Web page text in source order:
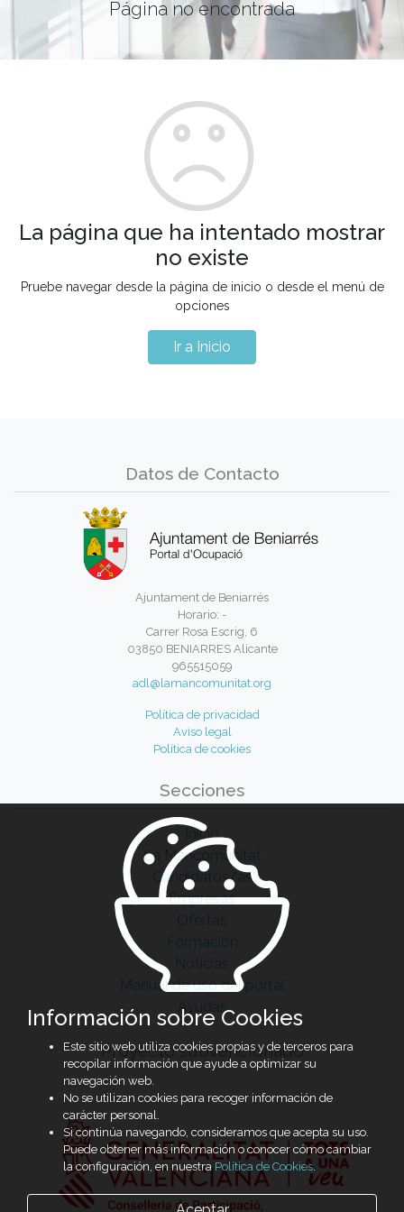
Página no encontrada
La página que ha intentado mostrar
no existe
Pruebe navegar desde la página de inicio o desde el menú de
opciones
Ir a Inicio
Datos de Contacto
Ajuntament de Beniarrés
Horario: -
Carrer Rosa Escrig, 6
03850 BENIARRES Alicante
965515059
adl@lamancomunitat.org
Política de privacidad
Aviso legal
Política de cookies
Secciones
Inicio
La Mancomunitat
Candidatos/as
Empresas
Ofertas
Formación
Noticias
Manual de uso del portal
Ayudas
Proyecto subvencionado
Información sobre Cookies
Este sitio web utiliza cookies propias y de terceros para
recopilar información que ayude a optimizar su
navegación web.
No se utilizan cookies para recoger información de
carácter personal.
Si continúa navegando, consideramos que acepta su uso.
Puede obtener más información o conocer cómo cambiar
la configuración, en nuestra Política de Cookies.